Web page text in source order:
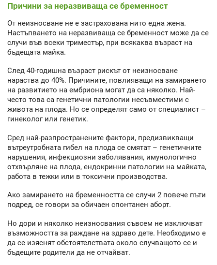
Причини за неразвиваща се бременност
От неизносване не е застрахована нито една жена.
Настъпването на неразвиваща се бременност може да се
случи във всеки триместър, при всякаква възраст на
бъдещата майка.
След 40-годишна възраст рискът от неизносване
нараства до 40%. Причините, повлияващи на замирането
на развитието на ембриона могат да са няколко. Най-
често това са генетични патологии несъвместими с
живота на плода. Но се определят само от специалист –
гинеколог или генетик.
Сред най-разпространените фактори, предизвикващи
вътреутробната гибел на плода се смятат – генетичните
нарушения, инфекциозни заболявания, имунологично
отхвърляне на плода, ендокринни патологии на майката,
работа в тежки или в токсични производства.
Ако замирането на бременността се случи 2 повече пъти
подред, се говори за обичаен спонтанен аборт.
Но дори и няколко неизносвания съвсем не изключват
възможността за раждане на здраво дете. Необходимо е
да се изяснят обстоятелствата около случващото се и
бъдещите родители да не отчайват.